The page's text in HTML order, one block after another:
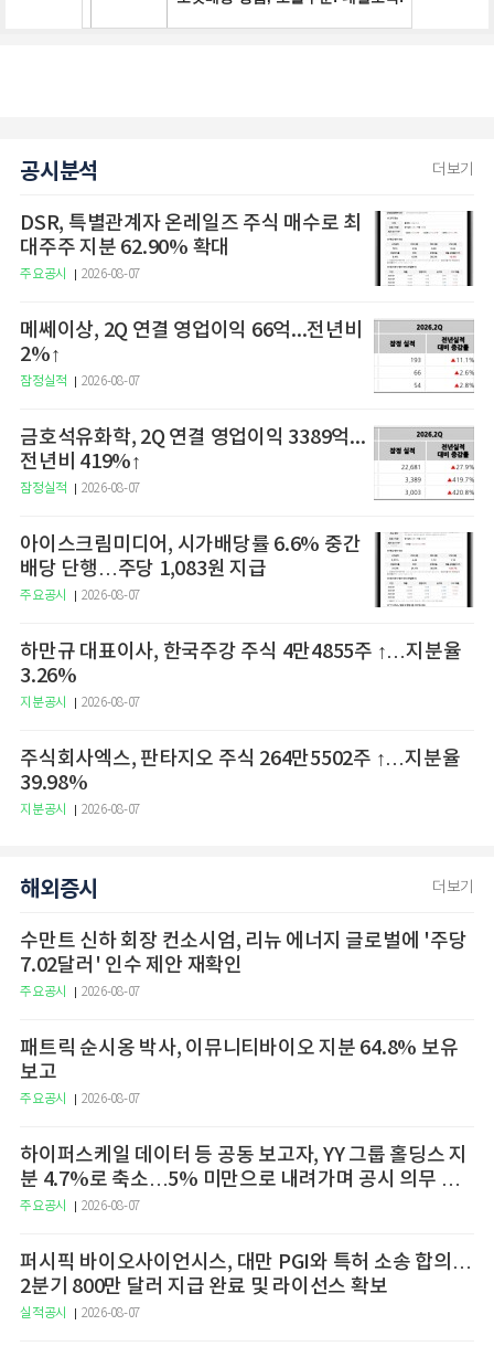
공시분석 더보기
DSR, 특별관계자 온레일즈 주식 매수로 최
대주주 지분 62.90% 확대
주요공시 2026-08-07
메쎄이상, 2Q 연결 영업이익 66억...전년비
2%↑
잠정실적 2026-08-07
금호석유화학, 2Q 연결 영업이익 3389억...
전년비 419%↑
잠정실적 2026-08-07
아이스크림미디어, 시가배당률 6.6% 중간
배당 단행…주당 1,083원 지급
주요공시 2026-08-07
하만규 대표이사, 한국주강 주식 4만4855주 ↑…지분율
3.26%
지분공시 2026-08-07
주식회사엑스, 판타지오 주식 264만5502주 ↑…지분율
39.98%
지분공시 2026-08-07
해외증시 더보기
수만트 신하 회장 컨소시엄, 리뉴 에너지 글로벌에 '주당
7.02달러' 인수 제안 재확인
주요공시 2026-08-07
패트릭 순시옹 박사, 이뮤니티바이오 지분 64.8% 보유
보고
주요공시 2026-08-07
하이퍼스케일 데이터 등 공동 보고자, YY 그룹 홀딩스 지
분 4.7%로 축소…5% 미만으로 내려가며 공시 의무 종
료
주요공시 2026-08-07
퍼시픽 바이오사이언시스, 대만 PGI와 특허 소송 합의…
2분기 800만 달러 지급 완료 및 라이선스 확보
실적공시 2026-08-07